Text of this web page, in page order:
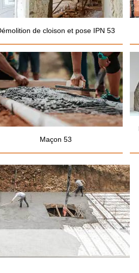
de cloison et pose IPN 53
Maçon 53